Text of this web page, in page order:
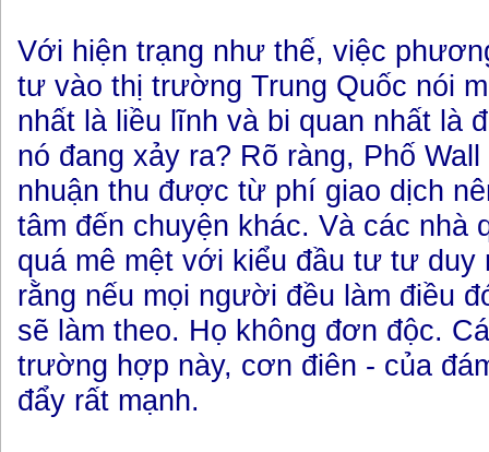
Với hiện trạng như thế, việc
tư vào thị trường Trung Quốc nói
nhất là liều lĩnh và bi quan nhất là
nó đang xảy ra? Rõ ràng, Phố
nhuận thu được từ phí giao dịch
tâm đến chuyện khác. Và các nhà
quá mê mệt với kiểu đầu tư tư
rằng nếu mọi người đều làm điều
sẽ làm theo. Họ không đơn độc.
trường hợp này, cơn điên - của
đẩy rất mạnh.